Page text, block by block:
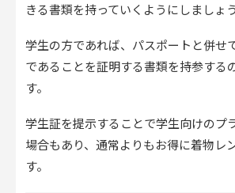
きる書類を持っていくようにしましょう
学生の方であれば、パスポートと併せ
であることを証明する書類を持参する
す。
学生証を提示することで学生向けのプ
場合もあり、通常よりもお得に着物レ
す。